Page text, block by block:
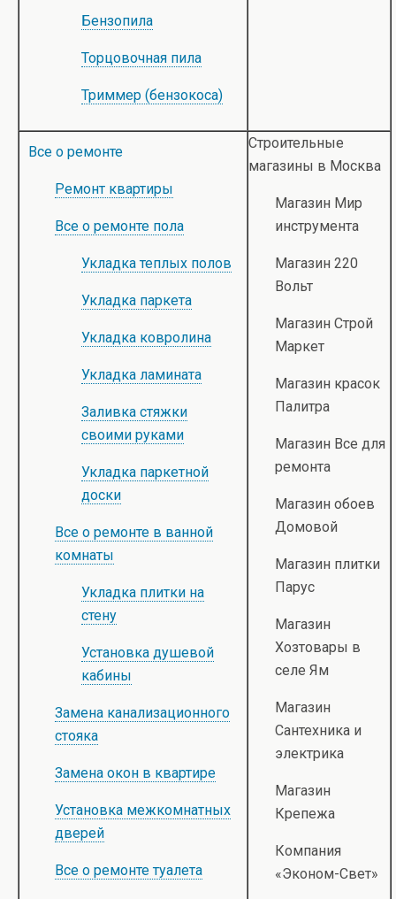
Бензопила
Торцовочная пила
Триммер (бензокоса)
Все о ремонте
Ремонт квартиры
Все о ремонте пола
Укладка теплых полов
Укладка паркета
Укладка ковролина
Укладка ламината
Заливка стяжки
своими руками
Укладка паркетной
доски
Все о ремонте в ванной
комнаты
Укладка плитки на
стену
Установка душевой
кабины
Замена канализационного
стояка
Замена окон в квартире
Установка межкомнатных
дверей
Все о ремонте туалета
Строительные
магазины в Москва
Магазин Мир
инструмента
Магазин 220
Вольт
Магазин Строй
Маркет
Магазин красок
Палитра
Магазин Все для
ремонта
Магазин обоев
Домовой
Магазин плитки
Парус
Магазин
Хозтовары в
селе Ям
Магазин
Сантехника и
электрика
Магазин
Крепежа
Компания
«Эконом-Свет»